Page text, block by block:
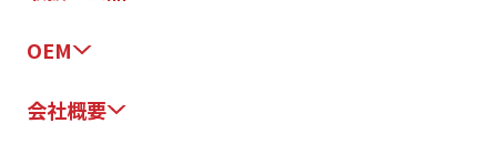
OEM
会社概要